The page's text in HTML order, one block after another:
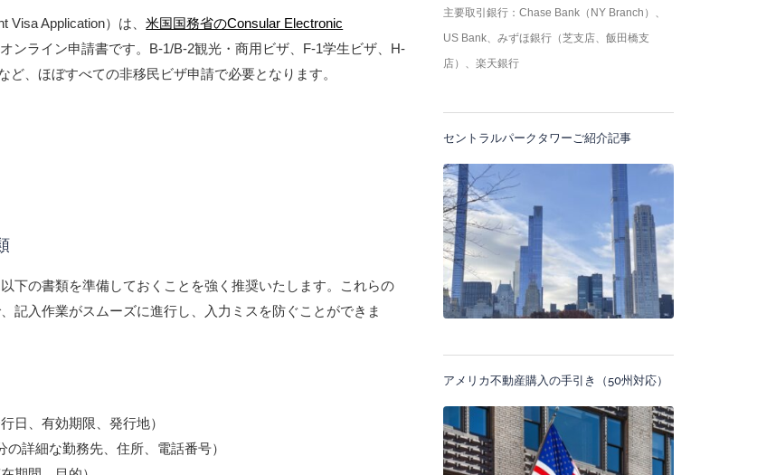
Visa Application）は、米国国務省のConsular Electronic
ンライン申請書です。B-1/B-2観光・商用ビザ、F-1学生ビザ、H-
ど、ほぼすべての非移民ビザ申請で必要となります。
下の書類を準備しておくことを強く推奨いたします。これらの
記入作業がスムーズに進行し、入力ミスを防ぐことができま
行日、有効期限、発行地）
の詳細な勤務先、住所、電話番号）
主要取引銀行：Chase Bank（NY Branch）、
US Bank、みずほ銀行（芝支店、飯田橋支
店）、楽天銀行
セントラルパークタワーご紹介記事
アメリカ不動産購入の手引き（50州対応）